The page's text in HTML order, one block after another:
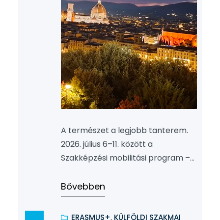
A természet a legjobb tanterem.
2026. július 6–11. között a
Szakképzési mobilitási program –
VET-000339658 – keretében
Firenzében vettem részt az
„Outdoor Activities for Mental and
Bővebben
ERASMUS+, KÜLFÖLDI SZAKMAI